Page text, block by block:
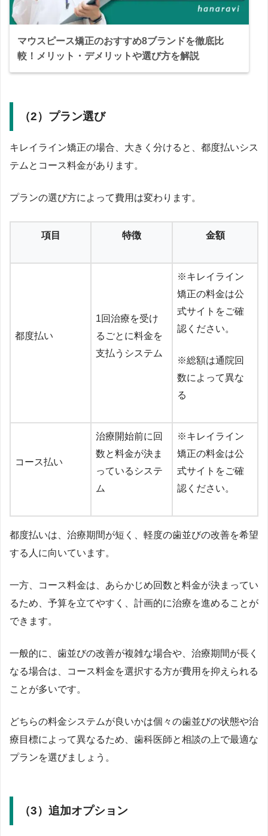
マウスピース矯正のおすすめ8ブランドを徹底比
較！メリット・デメリットや選び方を解説
（2）プラン選び
キレイライン矯正の場合、大きく分けると、都度払いシス
テムとコース料金があります。
プランの選び方によって費用は変わります。
項目 特徴 金額
都度払い
1回治療を受け
るごとに料金を
支払うシステム
※キレイライン
矯正の料金は公
式サイトをご確
認ください。
※総額は通院回
数によって異な
る
コース払い
治療開始前に回
数と料金が決ま
っているシステ
ム
※キレイライン
矯正の料金は公
式サイトをご確
認ください。
都度払いは、治療期間が短く、軽度の歯並びの改善を希望
する人に向いています。
一方、コース料金は、あらかじめ回数と料金が決まってい
るため、予算を立てやすく、計画的に治療を進めることが
できます。
一般的に、歯並びの改善が複雑な場合や、治療期間が長く
なる場合は、コース料金を選択する方が費用を抑えられる
ことが多いです。
どちらの料金システムが良いかは個々の歯並びの状態や治
療目標によって異なるため、歯科医師と相談の上で最適な
プランを選びましょう。
（3）追加オプション